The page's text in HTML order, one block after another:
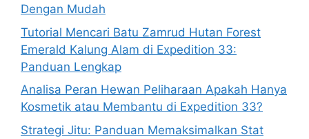
Dengan Mudah
Tutorial Mencari Batu Zamrud Hutan Forest
Emerald Kalung Alam di Expedition 33:
Panduan Lengkap
Analisa Peran Hewan Peliharaan Apakah Hanya
Kosmetik atau Membantu di Expedition 33?
Strategi Jitu: Panduan Memaksimalkan Stat